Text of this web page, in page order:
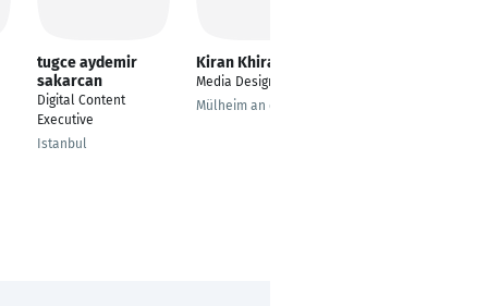
tugce aydemir
sakarcan
Digital Content
Executive
Istanbul
Kiran Khirade
Media Designer
Mülheim an der Ruhr